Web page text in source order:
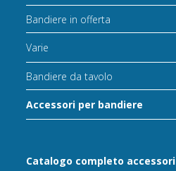
Bandiere in offerta
Varie
Bandiere da tavolo
Accessori per bandiere
Catalogo completo accessori